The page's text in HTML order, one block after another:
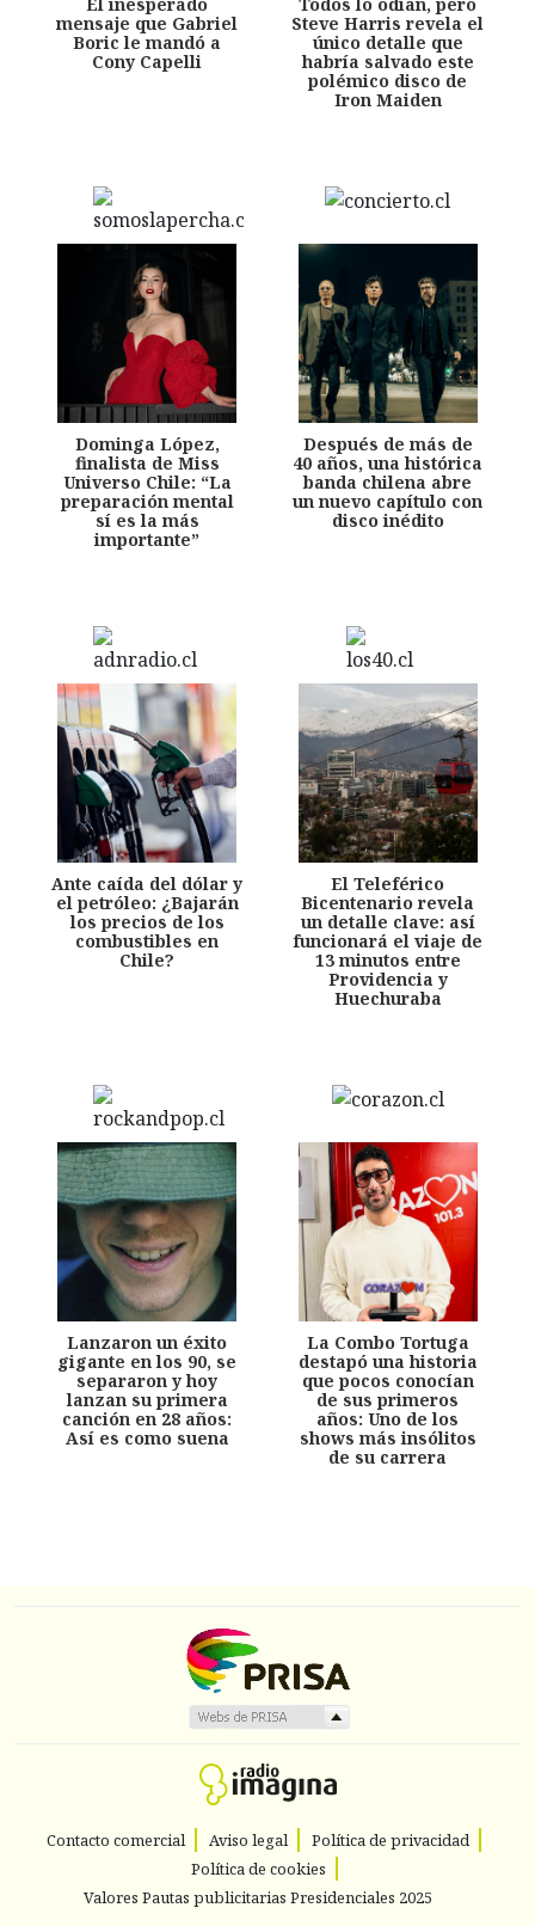
mensaje que Gabriel
Boric le mandó a
Cony Capelli
Steve Harris revela el
único detalle que
habría salvado este
polémico disco de
Iron Maiden
Dominga López,
finalista de Miss
Universo Chile: “La
preparación mental
sí es la más
importante”
Después de más de
40 años, una histórica
banda chilena abre
un nuevo capítulo con
disco inédito
Ante caída del dólar y
el petróleo: ¿Bajarán
los precios de los
combustibles en
Chile?
El Teleférico
Bicentenario revela
un detalle clave: así
funcionará el viaje de
13 minutos entre
Providencia y
Huechuraba
Lanzaron un éxito
gigante en los 90, se
separaron y hoy
lanzan su primera
canción en 28 años:
Así es como suena
La Combo Tortuga
destapó una historia
que pocos conocían
de sus primeros
años: Uno de los
shows más insólitos
de su carrera
Contacto comercial Aviso legal
Política de privacidad
Política de cookies
Valores Pautas publicitarias Presidenciales 2025